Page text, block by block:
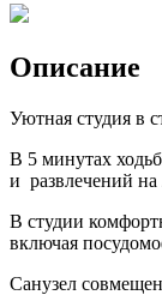
Описание
Уютная студия в
В 5 минутах
и развлечений
В студии
включая
Санузел